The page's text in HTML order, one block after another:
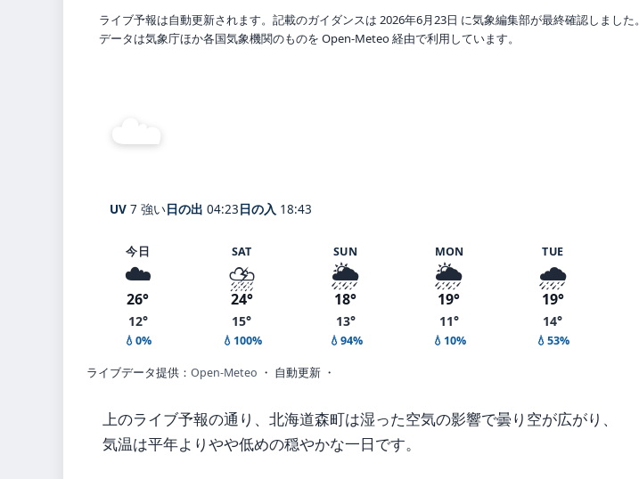
ライブ予報は自動更新されます。記載のガイダンスは 2026年6月23日 に気象編集部が最終確認しました。
データは気象庁ほか各国気象機関のものを Open-Meteo 経由で利用しています。
☁️
UV 7 強い日の出 04:23日の入 18:43
今日
☁️
26°
12°
💧0%
SAT
⛈️
24°
15°
💧100%
SUN
🌦️
18°
13°
💧94%
MON
🌦️
19°
11°
💧10%
TUE
🌧️
19°
14°
💧53%
ライブデータ提供： Open-Meteo ・ 自動更新 ・
上のライブ予報の通り、北海道森町は湿った空気の影響で曇り空が広がり、
気温は平年よりやや低めの穏やかな一日です。